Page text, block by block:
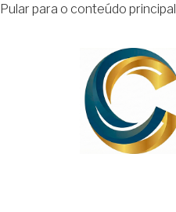
Pular para o conteúdo principal